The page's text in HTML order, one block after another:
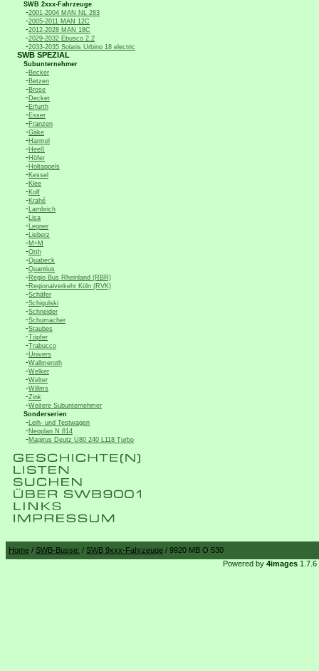
SWB 2xxx-Fahrzeuge
-2001-2004 MAN NL 283
-2005-2011 MAN 12C
-2012-2028 MAN 18C
-2029-2032 Ebusco 2.2
-2033-2035 Solaris Urbino 18 electric
SWB SPEZIAL
Subunternehmer
-Becker
-Betzen
-Brose
-Decker
-Erfurth
-Esser
-Franzen
-Gäke
-Harmel
-Heeß
-Höfer
-Holtappels
-Kessel
-Klee
-Kolf
-Krahé
-Lambrich
-Lisa
-Legner
-Lieberz
-M+M
-Orth
-Quabeck
-Quantius
-Regio Bus Rheinland (RBR)
-Regionalverkehr Köln (RVK)
-Schäfer
-Schigulski
-Schneider
-Schumacher
-Staubes
-Töpfer
-Trabucco
-Univers
-Wallmeroth
-Welker
-Welter
-Willms
-Zink
-Weitere Subunternehmer
Sonderserien
-Leih- und Testwagen
-Neoplan N 814
-Magirus Deutz Ü80 240 L118 Turbo
Home / SWB-Busse: / SWB 9xxx-Fahrzeuge / 9920 MB O 530
Powered by 4images1.7.6